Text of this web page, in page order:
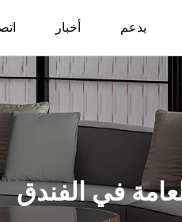
أخبار يدعم
في الفندق